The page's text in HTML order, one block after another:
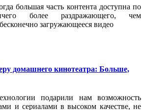
большая часть контента доступна по
более раздражающего, чем
загружающееся видео
домашнего кинотеатра: Больше,
подарили нам возможность
и сериалами в высоком качестве, не